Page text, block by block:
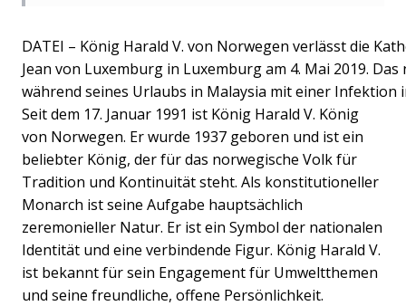
DATEI – König Harald V. von Norwegen verlässt die
Jean von Luxemburg in Luxemburg am 4. Mai 2019.
während seines Urlaubs in Malaysia mit einer Infektion
Seit dem 17. Januar 1991 ist König Harald V. König
von Norwegen. Er wurde 1937 geboren und ist ein
beliebter König, der für das norwegische Volk für
Tradition und Kontinuität steht. Als konstitutioneller
Monarch ist seine Aufgabe hauptsächlich
zeremonieller Natur. Er ist ein Symbol der nationalen
Identität und eine verbindende Figur. König Harald V.
ist bekannt für sein Engagement für Umweltthemen
und seine freundliche, offene Persönlichkeit.